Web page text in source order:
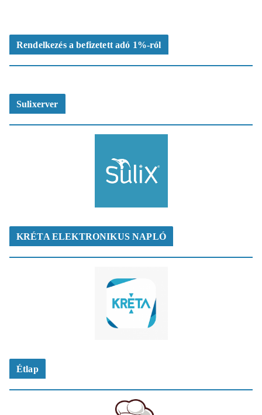
Rendelkezés a befizetett adó 1%-ról
Sulixerver
KRÉTA ELEKTRONIKUS NAPLÓ
Étlap